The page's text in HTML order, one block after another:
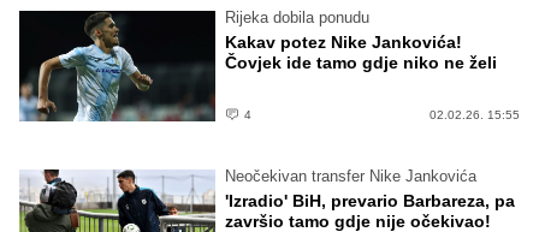
Rijeka dobila ponudu
Kakav potez Nike Jankovića!
Čovjek ide tamo gdje niko ne želi
4 02.02.26. 15:55
Neočekivan transfer Nike Jankovića
'Izradio' BiH, prevario Barbareza, pa
završio tamo gdje nije očekivao!